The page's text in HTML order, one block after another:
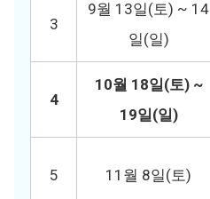
3
9월 13일(토) ~ 14
일(일)
4
10월 18일(토) ~
19일(일)
5 11월 8일(토)